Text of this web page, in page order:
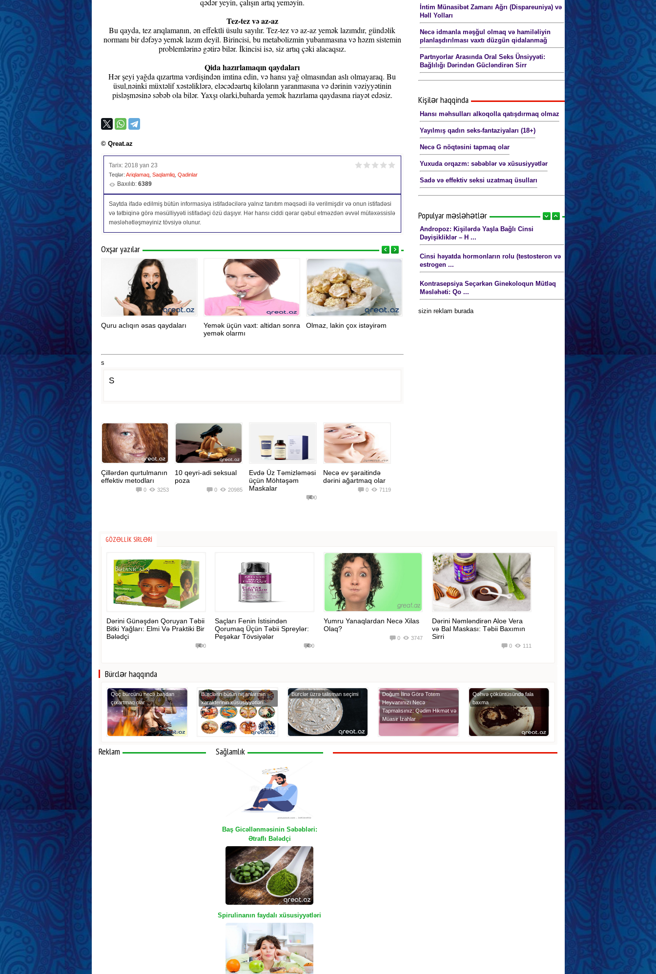
Tez-tez və az-az
Bu qayda, tez arıqlamanın, ən effektli üsulu sayılır. Tez-tez və az-az yemək lazımdır, gündəlik
normanı bir dəfəyə yemək lazım deyil. Birincisi, bu metabolizmin yubanmasına və həzm sistemin
problemlərinə gətirə bilər. İkincisi isə, siz artıq çəki alacaqsız.
Qida hazırlamaqın qaydaları
Hər şeyi yağda qızartma vərdişindən imtina edin, və hansı yağ olmasından aslı olmayaraq. Bu
üsul,nəinki müxtəlif xəstəliklərə, eləcədəartıq kiloların yaranmasına və dərinin vəziyyətinin
pisləşməsinə səbəb ola bilər. Yaxşı olarki,buharda yemək hazırlama qaydasına riayət edəsiz.
© Qreat.az
Tarix: 2018 yan 23
Teqlər: Ariqlamaq, Saqlamliq, Qadinlar
Baxılıb: 6389
Saytda ifadə edilmiş bütün informasiya istifadəcilərə yalnız tanıtım məqsədi ilə verilmişdir və onun istifadəsi
və tətbiqinə görə məsülliyyəti istifadəçi özü daşıyır. Hər hansı ciddi qərar qəbul etməzdən əvvəl mütəxəssislə
məsləhətləşməyiniz tövsiyə olunur.
Oxşar yazılar
Quru aclıqın əsas qaydaları
Yemək üçün vaxt: altidan sonra
yemək olarmı
Olmaz, lakin çox istəyirəm
s
S
Çillərdən qurtulmanın
effektiv metodları
3253
0
10 qeyri-adi seksual
poza
20985
0
Evdə Üz Təmizləməsi
üçün Möhtəşəm
Maskalar
0
Necə ev şəraitində
dərini ağartmaq olar
7119
0
İntim Münasibət Zamanı Ağrı (Dispareuniya) və
Həll Yolları
Necə idmanla məşğul olmaq və hamiləliyin
planlaşdırılması vaxtı düzgün qidalanmağ
Partnyorlar Arasında Oral Seks Ünsiyyəti:
Bağlılığı Dərindən Gücləndirən Sirr
Kişilər haqqinda
Hansı məhsulları alkoqolla qatışdırmaq olmaz
Yayılmış qadın seks-fantaziyaları (18+)
Necə G nöqtəsini tapmaq olar
Yuxuda orqazm: səbəblər və xüsusiyyətlər
Sadə və effektiv seksi uzatmaq üsulları
Populyar məsləhətlər
Andropoz: Kişilərdə Yaşla Bağlı Cinsi
Dəyişikliklər – H ...
Cinsi həyatda hormonların rolu (testosteron və
estrogen ...
Kontrasepsiya Seçərkən Ginekoloqun Mütləq
Məsləhəti: Qo ...
Bədən Pozitivliyi və Cinsi Özgüvən: Özünə
sizin reklam burada
GÖZƏLLIK SIRLƏRI
Dərini Günəşdən Qoruyan Təbii
Bitki Yağları: Elmi Və Praktiki Bir
Bələdçi
0
Saçları Fenin İstisindən
Qorumaq Üçün Təbii Spreylər:
Peşəkar Tövsiyələr
0
Yumru Yanaqlardan Necə Xilas
Olaq?
3747
0
Dərini Nəmləndirən Aloe Vera
və Bal Maskası: Təbii Baxımın
Sirri
111
0
Bürclər haqqında
Qoç bürcünü necə başdan
çıxartmaq olar
Bürclərin bütün nişanlarının
xarakterinin xüsusiyyətləri
Bürclər üzrə talisman seçimi
Doğum İlinə Görə Totem
Heyvanınızı Necə
Tapmalısınız: Qədim Hikmət və
Müasir İzahlar
Qəhvə çöküntüsündə fala
baxma
Reklam Sağlamlık
Baş Gicəllənməsinin Səbəbləri:
Ətraflı Bələdçi
Spirulinanın faydalı xüsusiyyətləri